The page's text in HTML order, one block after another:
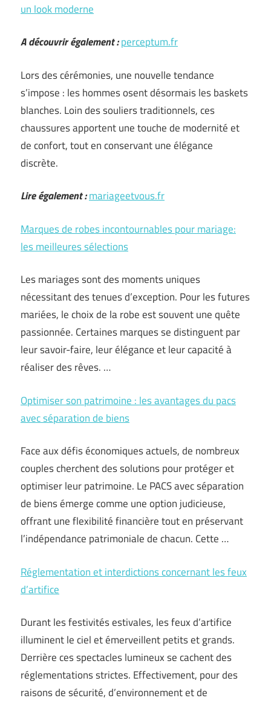
un look moderne
A découvrir également :perceptum.fr
Lors des cérémonies, une nouvelle tendance
s’impose : les hommes osent désormais les baskets
blanches. Loin des souliers traditionnels, ces
chaussures apportent une touche de modernité et
de confort, tout en conservant une élégance
discrète.
Lire également :mariageetvous.fr
Marques de robes incontournables pour mariage:
les meilleures sélections
Les mariages sont des moments uniques
nécessitant des tenues d’exception. Pour les futures
mariées, le choix de la robe est souvent une quête
passionnée. Certaines marques se distinguent par
leur savoir-faire, leur élégance et leur capacité à
réaliser des rêves. …
Optimiser son patrimoine : les avantages du pacs
avec séparation de biens
Face aux défis économiques actuels, de nombreux
couples cherchent des solutions pour protéger et
optimiser leur patrimoine. Le PACS avec séparation
de biens émerge comme une option judicieuse,
offrant une flexibilité financière tout en préservant
l’indépendance patrimoniale de chacun. Cette …
Réglementation et interdictions concernant les feux
d’artifice
Durant les festivités estivales, les feux d’artifice
illuminent le ciel et émerveillent petits et grands.
Derrière ces spectacles lumineux se cachent des
réglementations strictes. Effectivement, pour des
raisons de sécurité, d’environnement et de